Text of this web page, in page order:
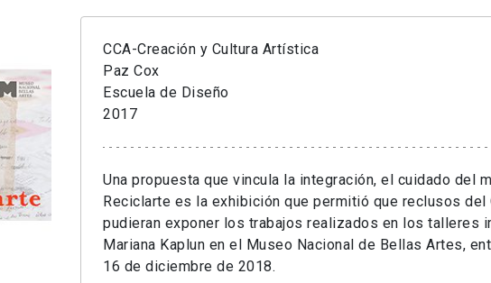
CCA-Creación y Cultura Artística
Paz Cox
Escuela de Diseño
2017
Una propuesta que vincula la integración, el cuidado del
Reciclarte es la exhibición que permitió que reclusos del
pudieran exponer los trabajos realizados en los talleres
Mariana Kaplun en el Museo Nacional de Bellas Artes,
16 de diciembre de 2018.